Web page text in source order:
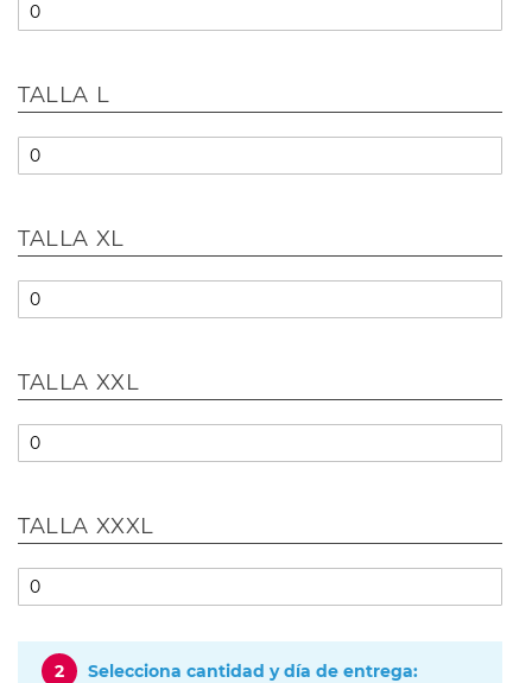
TALLA L
TALLA XL
TALLA XXL
TALLA XXXL
2 Selecciona cantidad y día de entrega: